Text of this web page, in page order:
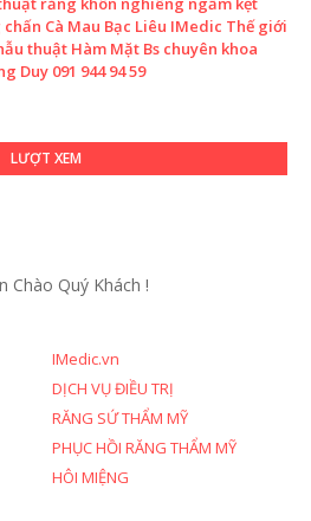
Cà Mau Bạc Liêu IMedic Thế giới
thuật Hàm Mặt Bs chuyên khoa
Duy 091 944 94 59
LƯỢT XEM
Chào Quý Khách !
IMedic.vn
DỊCH VỤ ĐIỀU TRỊ
RĂNG SỨ THẨM MỸ
PHỤC HỒI RĂNG THẨM MỸ
HÔI MIỆNG